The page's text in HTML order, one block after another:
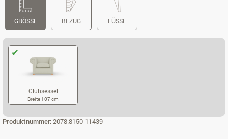
GRÖSSE BEZUG FÜSSE
Clubsessel
Breite 107 cm
Produktnummer:2078.8150-11439